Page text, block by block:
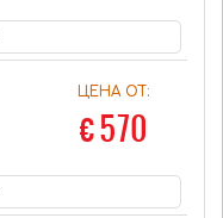
ЦЕНА ОТ:
€ 570